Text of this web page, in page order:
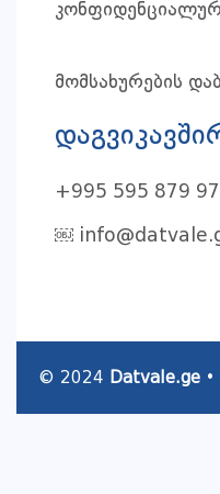
მომსახურების
+995 595 879
￼
© 2024 Datvale.ge